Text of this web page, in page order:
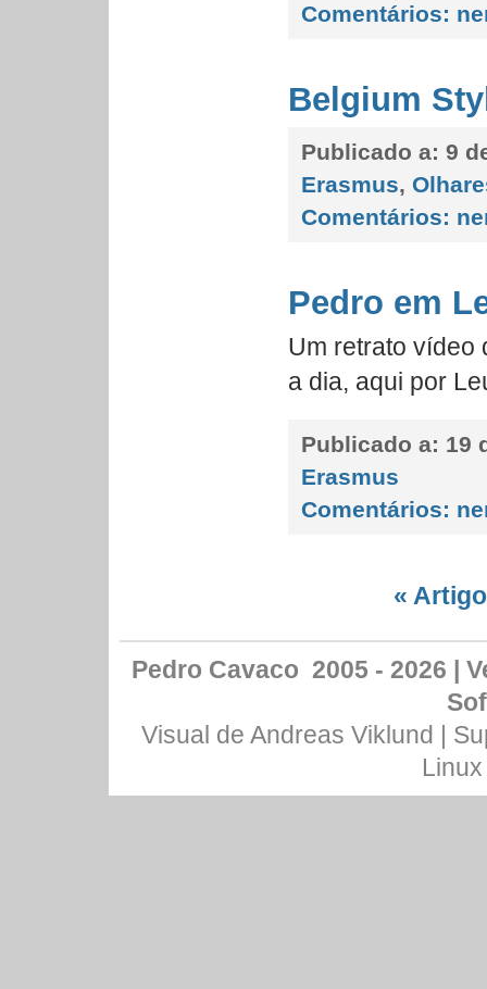
Comentários:
Belgium
Publicado a: 9
Erasmus,
Comentários:
Pedro em
Um retrato vídeo
a dia, aqui por
Publicado a: 19
Erasmus
Comentários:
«
Pedro Cavaco 2005 - 2026 |
Visual de Andreas Viklund |
Linux